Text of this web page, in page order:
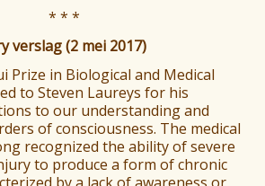
* * *
verslag (2 mei 2017)
Prize in Biological and Medical
to Steven Laureys for his
to our understanding and
of consciousness. The medical
recognized the ability of severe
to produce a form of chronic